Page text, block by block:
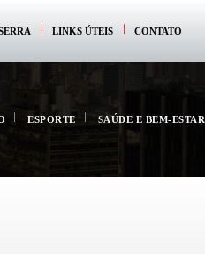
LINKS ÚTEIS CONTATO
ESPORTE SAÚDE E BEM-ESTAR